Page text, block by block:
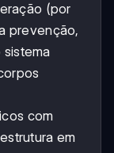
(por
prevenção,
sistema
com
em